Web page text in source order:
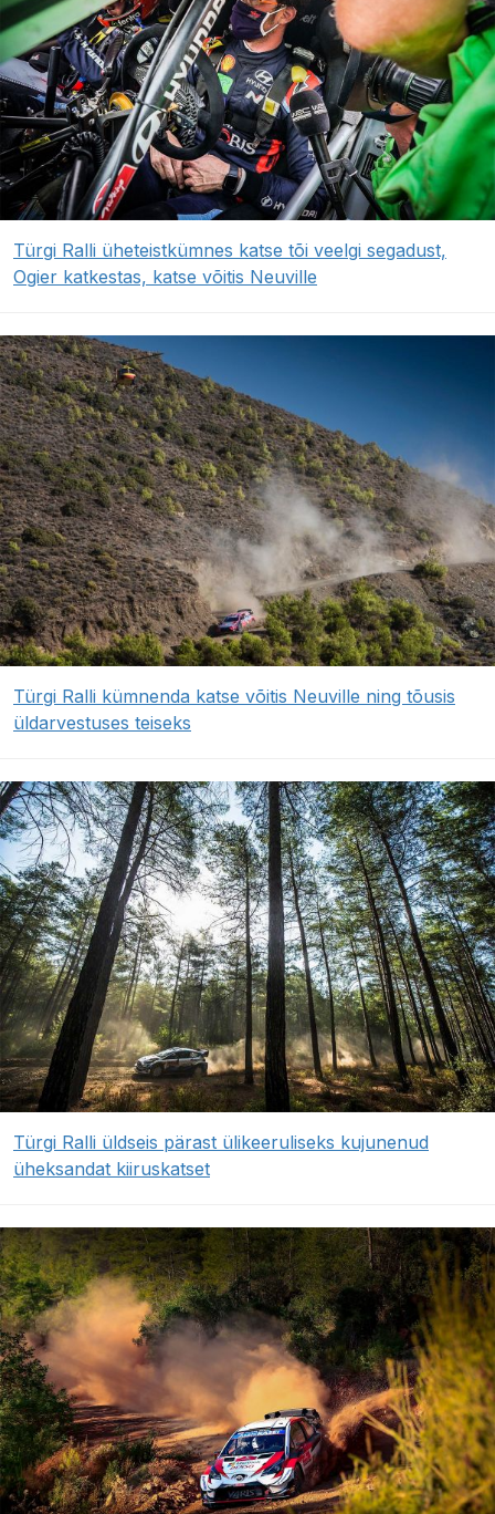
Türgi Ralli üheteistkümnes katse tõi veelgi segadust,
Ogier katkestas, katse võitis Neuville
Türgi Ralli kümnenda katse võitis Neuville ning tõusis
üldarvestuses teiseks
Türgi Ralli üldseis pärast ülikeeruliseks kujunenud
üheksandat kiiruskatset